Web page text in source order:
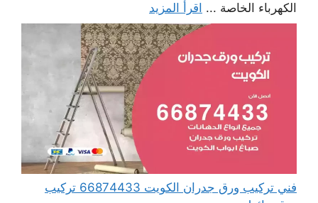
الكهرباء الخاصة ... اقرأ المزيد
فني تركيب ورق جدران الكويت 66874433 تركيب